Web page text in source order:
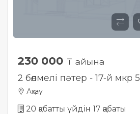
230 000 ₸ айына
2 бөлмелі пәтер - 17-й мкр 5
Ақтау
20 қабатты үйдін 17 қабаты